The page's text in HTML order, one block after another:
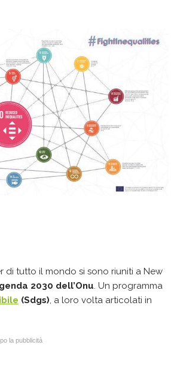
tutto il mondo si sono riuniti a New
2030 dell’Onu. Un programma
(Sdgs), a loro volta articolati in
la pubblicità